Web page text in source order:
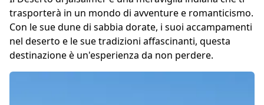
trasporterà in un mondo di avventure e romanticismo.
Con le sue dune di sabbia dorate, i suoi accampamenti
nel deserto e le sue tradizioni affascinanti, questa
destinazione è un'esperienza da non perdere.